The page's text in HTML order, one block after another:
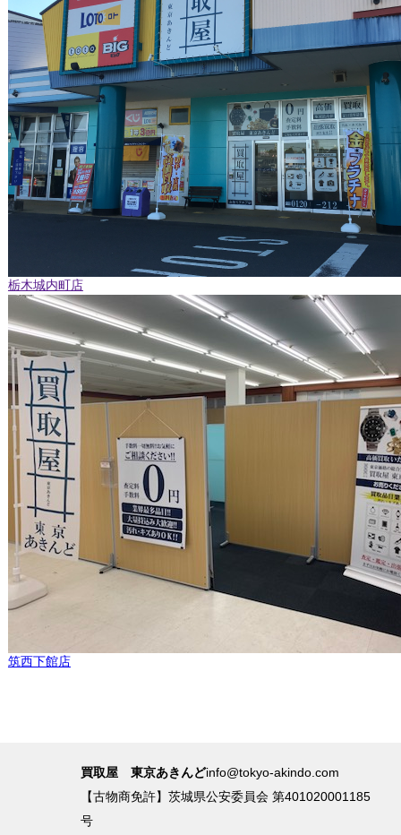
栃木城内町店
筑西下館店
買取屋 東京あきんどinfo@tokyo-akindo.com
【古物商免許】茨城県公安委員会 第401020001185
号